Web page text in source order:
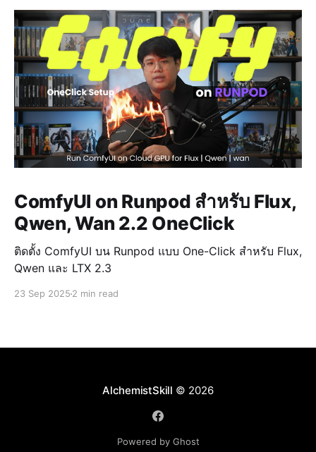
ComfyUI on Runpod สำหรับ Flux,
Qwen, Wan 2.2 OneClick
ติดตั้ง ComfyUI บน Runpod แบบ One-Click สำหรับ Flux,
Qwen และ LTX 2.3
23 Sep 2025 2 min read
AlchemistSkill © 2026
Powered by Ghost